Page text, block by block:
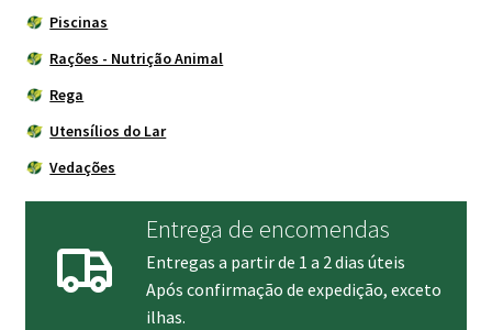
Piscinas
Rações - Nutrição Animal
Rega
Utensílios do Lar
Vedações
Entrega de encomendas
Entregas a partir de 1 a 2 dias úteis
Após confirmação de expedição, exceto
ilhas.